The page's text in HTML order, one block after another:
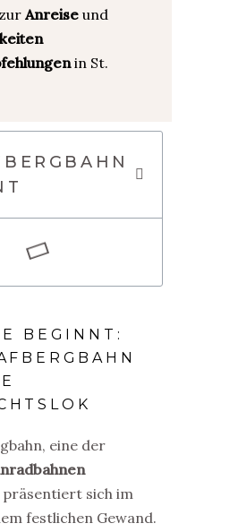
Anreise und
in St.
BEGINNT:
eine der
präsentiert sich im
festlichen Gewand.